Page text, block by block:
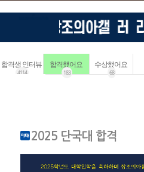
합격생 인터뷰
4114
합격했어요
183
수상했어요
68
2025 단국대 합격